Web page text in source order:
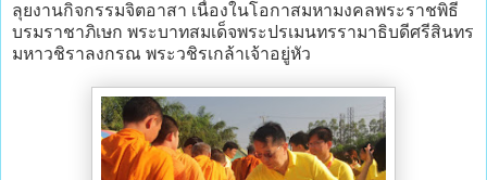
ลุยงานกิจกรรมจิตอาสา เนื่องในโอกาสมหามงคลพระราชพิธี
บรมราชาภิเษก พระบาทสมเด็จพระปรเมนทรรามาธิบดีศรีสินทร
มหาวชิราลงกรณ พระวชิรเกล้าเจ้าอยู่หัว